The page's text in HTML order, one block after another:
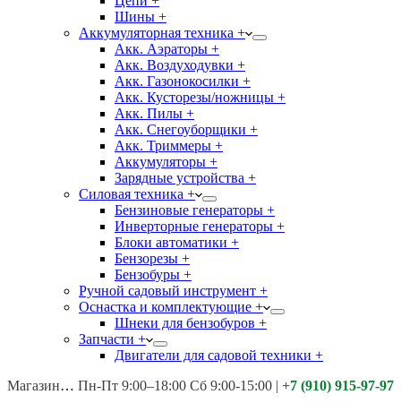
Шины +
Аккумуляторная техника +
Акк. Аэраторы +
Акк. Воздуходувки +
Акк. Газонокосилки +
Акк. Кусторезы/ножницы +
Акк. Пилы +
Акк. Снегоуборщики +
Акк. Триммеры +
Аккумуляторы +
Зарядные устройства +
Силовая техника +
Бензиновые генераторы +
Инверторные генераторы +
Блоки автоматики +
Бензорезы +
Бензобуры +
Ручной садовый инструмент +
Оснастка и комплектующие +
Шнеки для бензобуров +
Запчасти +
Двигатели для садовой техники +
Магазины: Калуга ул. Московская д.113
Пн-Пт 9:00–18:00 Сб 9:00-15:00 | +7 (910) 915-97-97